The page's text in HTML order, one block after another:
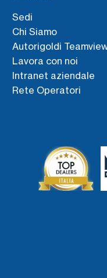
Sedi
Chi Siamo
Autorigoldi
Lavora con noi
Intranet aziendale
Rete Operatori